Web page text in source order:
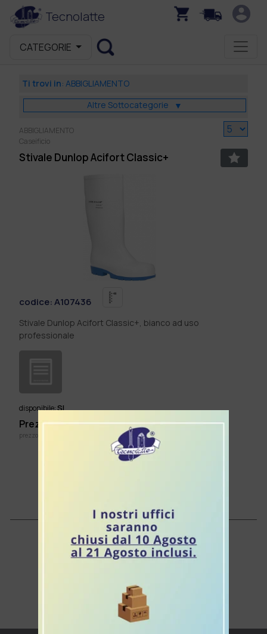
Tecnolatte
CATEGORIE
Ti trovi in: ABBIGLIAMENTO
Altre Sottocategorie ▼
ABBIGLIAMENTO
Caseificio
Stivale Dunlop Acifort Classic+
codice:A107436
Stivale Dunlop Acifort Classic+, bianco ad uso
professionale
disponibile:SI
Prezzo listino: €35,26cad.
prezzo IVA inclusa